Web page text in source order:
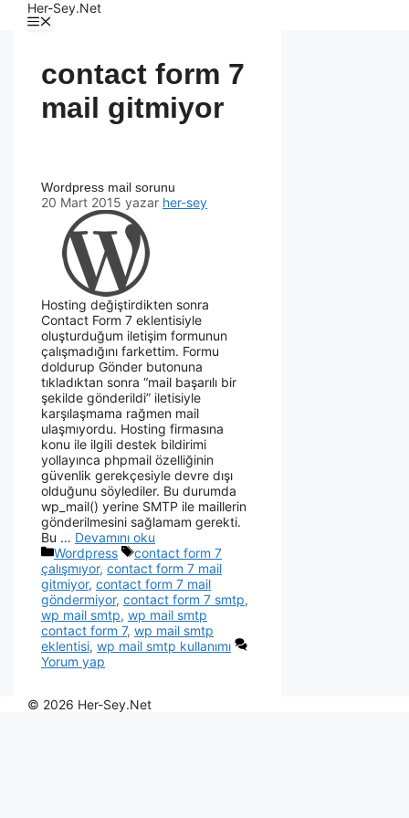
Her-Sey.Net
contact form 7
mail gitmiyor
Wordpress mail sorunu
20 Mart 2015 yazar her-sey
Hosting değiştirdikten sonra
Contact Form 7 eklentisiyle
oluşturduğum iletişim formunun
çalışmadığını farkettim. Formu
doldurup Gönder butonuna
tıkladıktan sonra “mail başarılı bir
şekilde gönderildi” iletisiyle
karşılaşmama rağmen mail
ulaşmıyordu. Hosting firmasına
konu ile ilgili destek bildirimi
yollayınca phpmail özelliğinin
güvenlik gerekçesiyle devre dışı
olduğunu söylediler. Bu durumda
wp_mail() yerine SMTP ile maillerin
gönderilmesini sağlamam gerekti.
Bu … Devamını oku
Wordpress
contact form 7
çalışmıyor, contact form 7 mail
gitmiyor, contact form 7 mail
göndermiyor, contact form 7 smtp,
wp mail smtp, wp mail smtp
contact form 7, wp mail smtp
eklentisi, wp mail smtp kullanımı
Yorum yap
© 2026 Her-Sey.Net